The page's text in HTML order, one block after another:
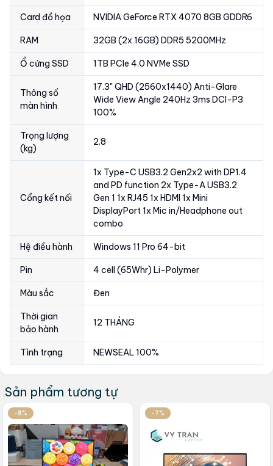
Card đồ họa NVIDIA GeForce RTX 4070 8GB GDDR6
RAM 32GB (2x 16GB) DDR5 5200MHz
Ổ cứng SSD 1TB PCIe 4.0 NVMe SSD
Thông số
màn hình
17.3" QHD (2560x1440) Anti-Glare
Wide View Angle 240Hz 3ms DCI-P3
100%
Trọng lượng
(kg)
2.8
Cổng kết nối
1x Type-C USB3.2 Gen2x2 with DP1.4
and PD function 2x Type-A USB3.2
Gen 1 1x RJ45 1x HDMI 1x Mini
DisplayPort 1x Mic in/Headphone out
combo
Hệ điều hành Windows 11 Pro 64-bit
Pin 4 cell (65Whr) Li-Polymer
Màu sắc Đen
Thời gian
bảo hành
12 THÁNG
Tình trạng NEWSEAL 100%
Sản phẩm tương tự
-8% -7%